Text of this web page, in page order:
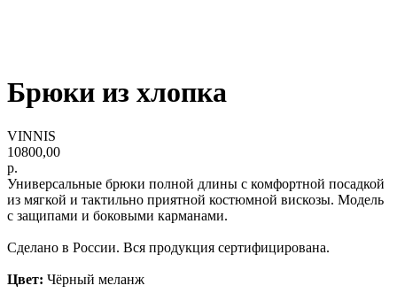
Брюки из хлопка
VINNIS
10800,00
р.
Универсальные брюки полной длины с комфортной посадкой
из мягкой и тактильно приятной костюмной вискозы. Модель
с защипами и боковыми карманами.
Сделано в России. Вся продукция сертифицирована.
Цвет: Чёрный меланж